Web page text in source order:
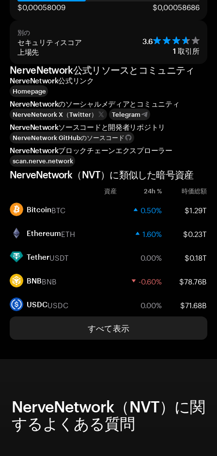
$0,00058009 $0,00058686
別の
セキュリティスコア 3.6
上場先 1 取引所
NerveNetwork公式リソースとコミュニティ
NerveNetwork公式リンク
Homepage
NerveNetworkのソーシャルメディアとコミュニティ
NerveNetwork X（Twitter） Telegram
NerveNetworkソースコードと開発者リポジトリ
NerveNetwork GitHubのソースコード
NerveNetworkブロックチェーンエクスプローラー
scan.nerve.network
NerveNetwork（NVT）に類似した暗号資産
資産 24h % 時価総額
BitcoinBTC 0.50% $1.29T
EthereumETH 1.60% $0.23T
TetherUSDT 0.00% $0.18T
BNBBNB -0.60% $78.76B
USDCUSDC 0.00% $71.68B
すべて表示
NerveNetwork（NVT）に関
するよくある質問